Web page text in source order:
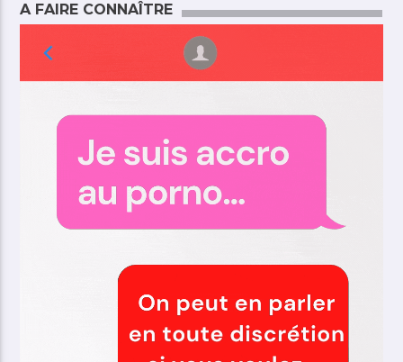
A FAIRE CONNAÎTRE